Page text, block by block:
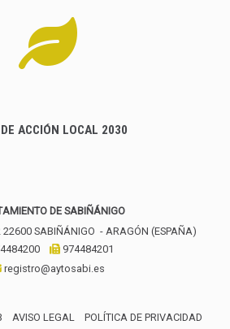
ACCIÓN LOCAL 2030
DE SABIÑÁNIGO
22600 SABIÑÁNIGO - ARAGÓN (ESPAÑA)
974484201
registro@aytosabi.es
AVISO LEGAL
POLÍTICA DE PRIVACIDAD